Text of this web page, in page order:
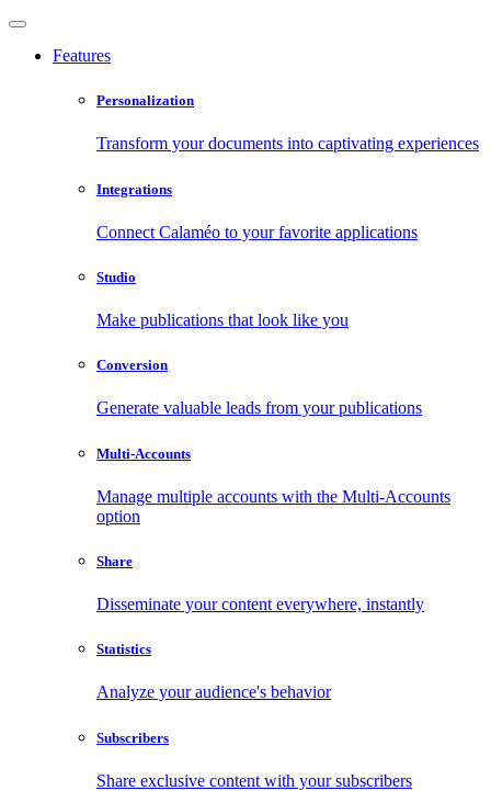
Features
Personalization
Transform your documents into captivating experiences
Integrations
Connect Calaméo to your favorite applications
Studio
Make publications that look like you
Conversion
Generate valuable leads from your publications
Multi-Accounts
Manage multiple accounts with the Multi-Accounts
option
Share
Disseminate your content everywhere, instantly
Statistics
Analyze your audience's behavior
Subscribers
Share exclusive content with your subscribers